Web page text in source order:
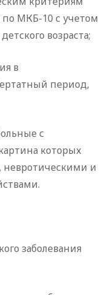
по МКБ-10 с учетом
возраста;
в
период,
с
которых
и
заболевания